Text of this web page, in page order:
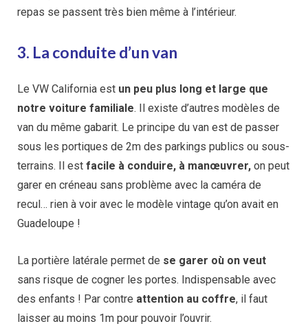
repas se passent très bien même à l’intérieur.
3. La conduite d’un van
Le VW California est un peu plus long et large que
notre voiture familiale. Il existe d’autres modèles de
van du même gabarit. Le principe du van est de passer
sous les portiques de 2m des parkings publics ou sous-
terrains. Il est facile à conduire, à manœuvrer, on peut
garer en créneau sans problème avec la caméra de
recul… rien à voir avec le modèle vintage qu’on avait en
Guadeloupe !
La portière latérale permet de se garer où on veut
sans risque de cogner les portes. Indispensable avec
des enfants ! Par contre attention au coffre, il faut
laisser au moins 1m pour pouvoir l’ouvrir.